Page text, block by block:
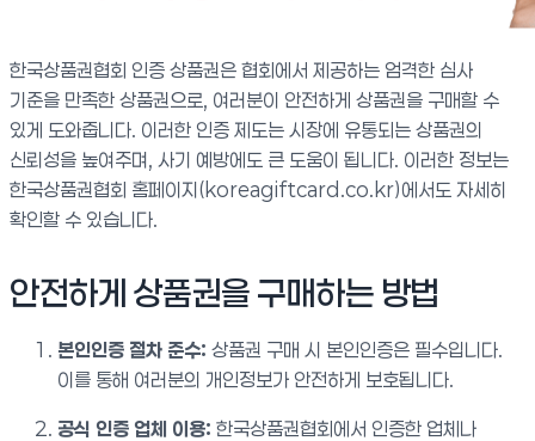
한국상품권협회 인증 상품권은 협회에서 제공하는 엄격한 심사
기준을 만족한 상품권으로, 여러분이 안전하게 상품권을 구매할 수
있게 도와줍니다. 이러한 인증 제도는 시장에 유통되는 상품권의
신뢰성을 높여주며, 사기 예방에도 큰 도움이 됩니다. 이러한 정보는
한국상품권협회 홈페이지(koreagiftcard.co.kr)에서도 자세히
확인할 수 있습니다.
안전하게 상품권을 구매하는 방법
본인인증 절차 준수: 상품권 구매 시 본인인증은 필수입니다.
이를 통해 여러분의 개인정보가 안전하게 보호됩니다.
공식 인증 업체 이용: 한국상품권협회에서 인증한 업체나